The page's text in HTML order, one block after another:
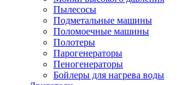
Пылесосы
Подметальные машины
Поломоечные машины
Полотеры
Парогенераторы
Пеногенераторы
Бойлеры для нагрева воды